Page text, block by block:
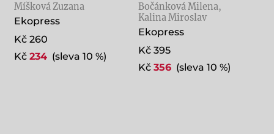
Míšková Zuzana
Ekopress
Kč 260
Kč 234(sleva 10 %)
Bočánková Milena,
Kalina Miroslav
Ekopress
Kč 395
Kč 356(sleva 10 %)